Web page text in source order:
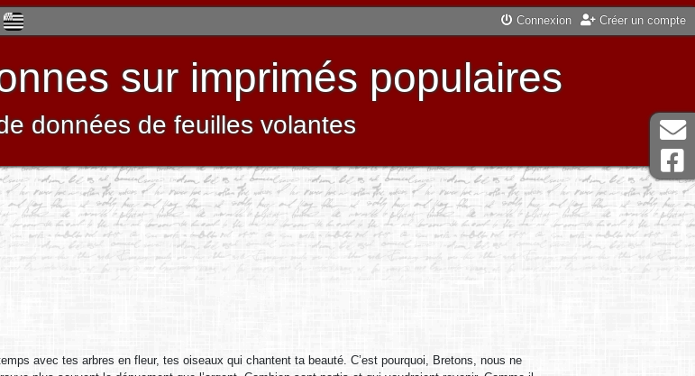
Connexion Créer un compte
sur imprimés populaires
données de feuilles volantes
avec tes arbres en fleur, tes oiseaux qui chantent ta beauté. C’est pourquoi, Bretons, nous ne